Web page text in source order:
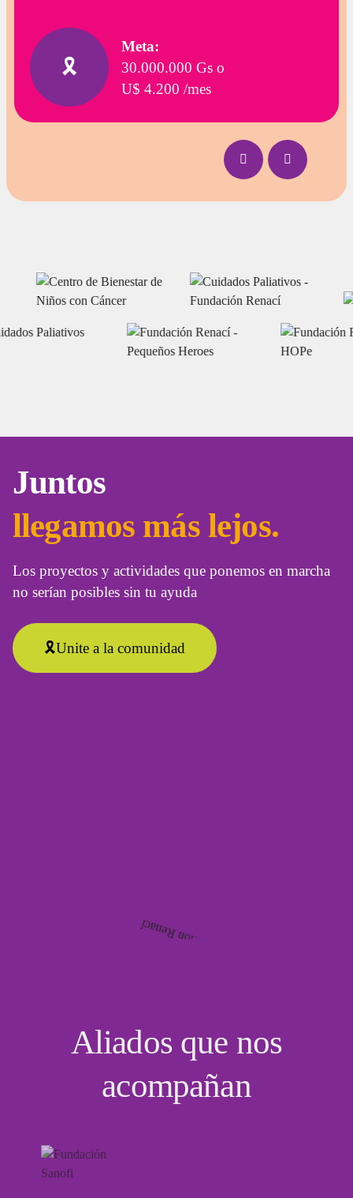
🎗️
Meta:
30.000.000 Gs o
U$ 4.200 /mes
PreviousNext
Juntos
llegamos más lejos.
Los proyectos y actividades que ponemos en marcha
no serían posibles sin tu ayuda
🎗️Unite a la comunidad
Aliados que nos
acompañan